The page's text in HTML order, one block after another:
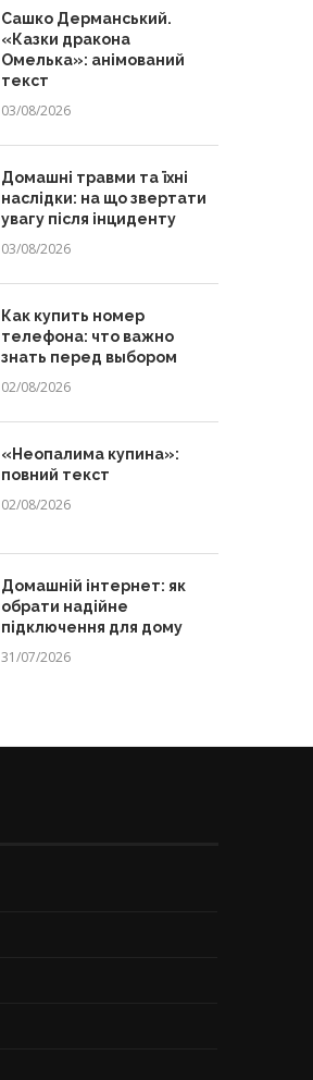
Сашко Дерманський.
«Казки дракона
Омелька»: анімований
текст
03/08/2026
Домашні травми та їхні
наслідки: на що звертати
увагу після інциденту
03/08/2026
Как купить номер
телефона: что важно
знать перед выбором
02/08/2026
«Неопалима купина»:
повний текст
02/08/2026
Домашній інтернет: як
обрати надійне
підключення для дому
31/07/2026